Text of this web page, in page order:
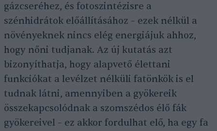
gázcseréhez, és fotoszintézisre a
szénhidrátok előállításához – ezek nélkül a
növényeknek nincs elég energiájuk ahhoz,
hogy nőni tudjanak. Az új kutatás azt
bizonyíthatja, hogy alapvető élettani
funkciókat a levélzet nélküli fatönkök is el
tudnak látni, amennyiben a gyökereik
összekapcsolódnak a szomszédos élő fák
gyökereivel – ez akkor fordulhat elő, ha egy fa